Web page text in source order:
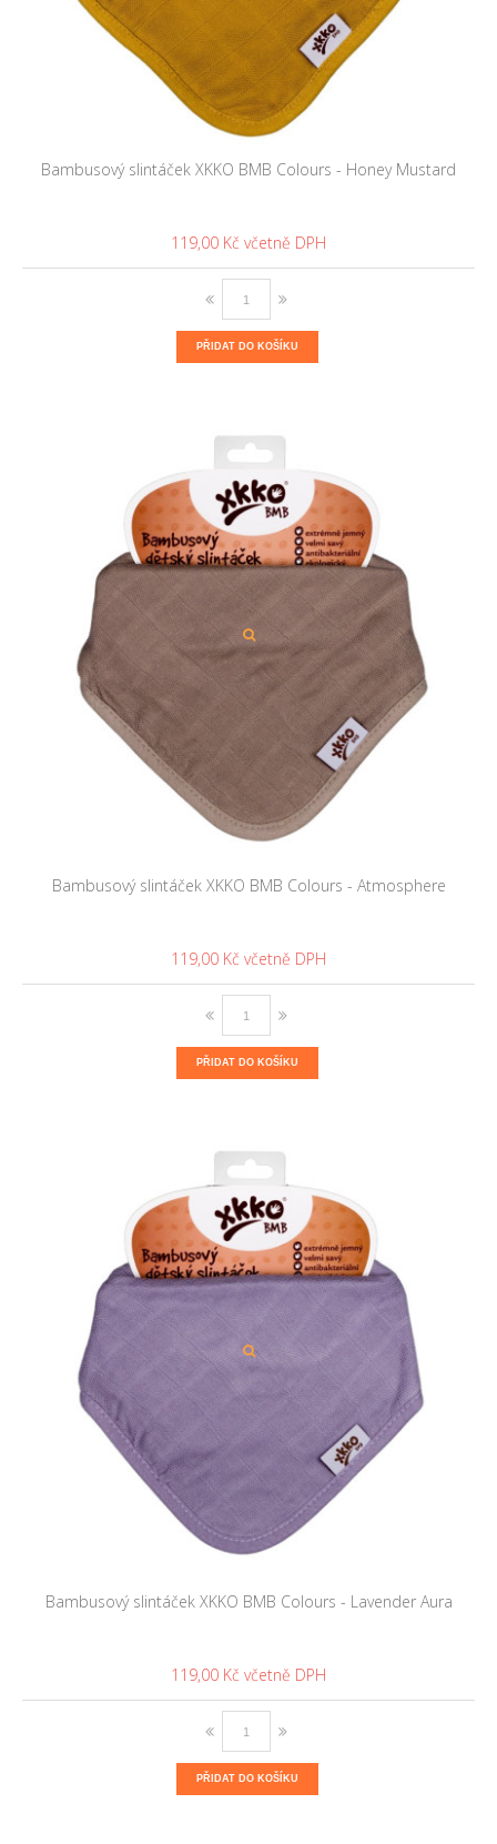
Bambusový slintáček XKKO BMB Colours - Honey Mustard
119,00 Kč
PŘIDAT DO KOŠÍKU
Bambusový slintáček XKKO BMB Colours - Atmosphere
119,00 Kč
PŘIDAT DO KOŠÍKU
Bambusový slintáček XKKO BMB Colours - Lavender Aura
119,00 Kč
PŘIDAT DO KOŠÍKU